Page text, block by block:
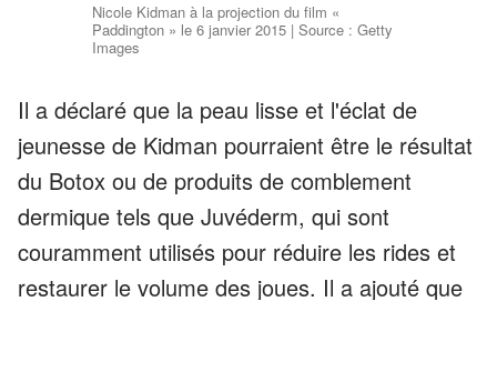
Nicole Kidman à la projection du film «
Paddington » le 6 janvier 2015 | Source : Getty
Images
Il a déclaré que la peau lisse et l'éclat de
jeunesse de Kidman pourraient être le résultat
du Botox ou de produits de comblement
dermique tels que Juvéderm, qui sont
couramment utilisés pour réduire les rides et
restaurer le volume des joues. Il a ajouté que